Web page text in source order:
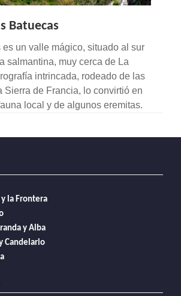
Batuecas
es un valle mágico, situado al sur
salmantina, muy cerca de La
intrincada, rodeado de las
Sierra de Francia, lo convirtió en
local y de algunos eremitas.
la Frontera
y Alba
Candelario